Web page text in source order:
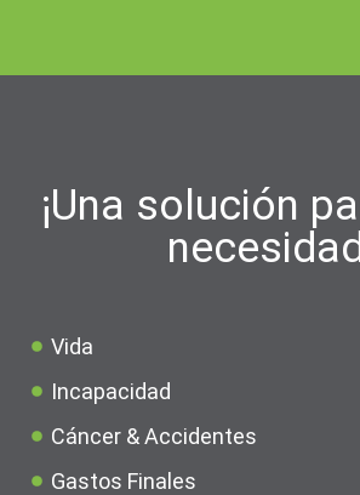
¡Una solución
Vida
Incapacidad
Cáncer & Accidentes
Gastos Finales